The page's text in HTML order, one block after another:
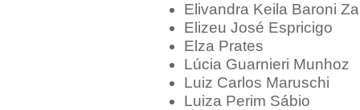
Elivandra Keila Baroni
Elizeu José Espricigo
Elza Prates
Lúcia Guarnieri Munhoz
Luiz Carlos Maruschi
Luiza Perim Sábio